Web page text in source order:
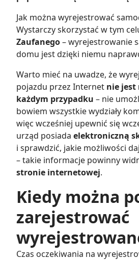
Jak można wyrejestrować
Wystarczy skorzystać w tym
Zaufanego– wyrejestrowanie
domu jest dzięki niemu
Warto mieć na uwadze, że
pojazdu przez Internet nie jest
każdym przypadku – nie
bowiem wszystkie wydziały
więc wcześniej upewnić się
urząd posiada elektroniczną
i sprawdzić, jakie możliwości
– takie informacje powinny
stronie internetowej.
Kiedy można
zarejestrować
Czas oczekiwania na